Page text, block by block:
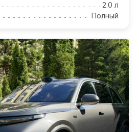
2.0 л
Полный